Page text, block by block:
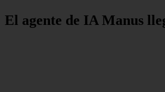
El agente de IA Manus